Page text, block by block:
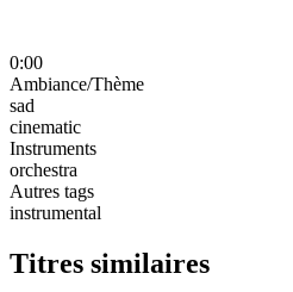
0:00
Ambiance/Thème
sad
cinematic
Instruments
orchestra
Autres tags
instrumental
Titres similaires